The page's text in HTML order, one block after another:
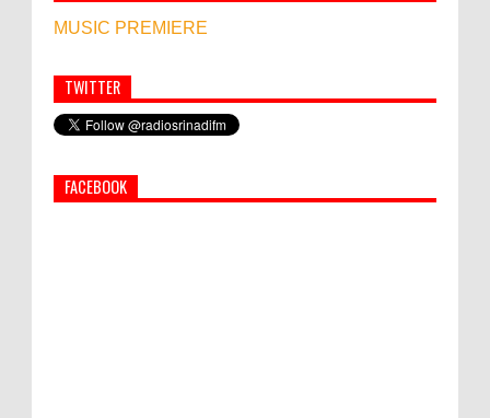
MUSIC PREMIERE
World Marketing Forum 2022:
Sustainability dan Kemanusiaan jadi Kunci
TWITTER
FACEBOOK